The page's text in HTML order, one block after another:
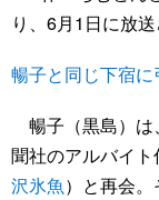
り、6月1日に放
暢子と同じ下宿
暢子（黒島）は
聞社のアルバイ
沢氷魚）と再会